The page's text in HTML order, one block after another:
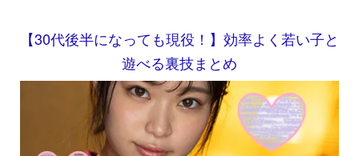
【30代後半になっても現役！】効率よく若い子と
遊べる裏技まとめ